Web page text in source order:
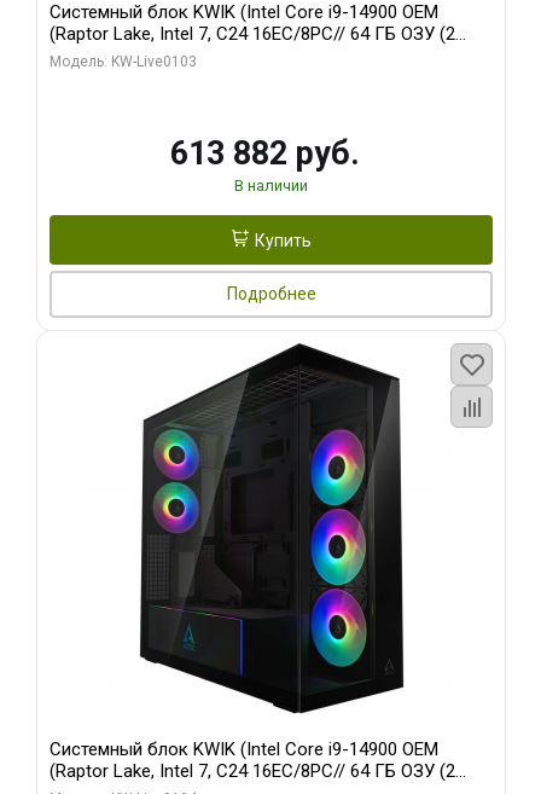
Системный блок KWIK (Intel Core i9-14900 OEM
(Raptor Lake, Intel 7, C24 16EC/8PC// 64 ГБ ОЗУ (2
модуля)/ Afox RTX4090 24GB GDDR6X 384-Bit 3xDP
Модель: KW-Live0103
613 882 руб.
В наличии
Купить
Подробнее
Системный блок KWIK (Intel Core i9-14900 OEM
(Raptor Lake, Intel 7, C24 16EC/8PC// 64 ГБ ОЗУ (2